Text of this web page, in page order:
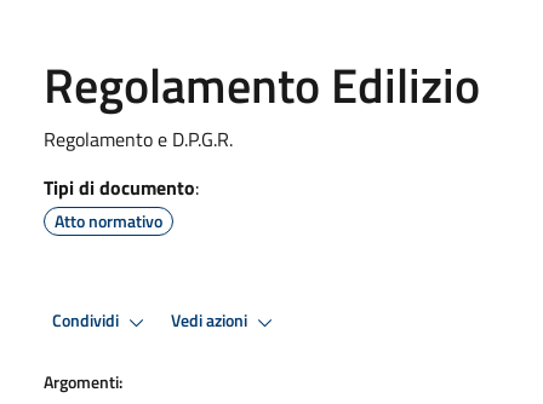
Regolamento Edilizio
Regolamento e D.P.G.R.
Tipi di documento:
Atto normativo
Condividi Vedi azioni
Argomenti: